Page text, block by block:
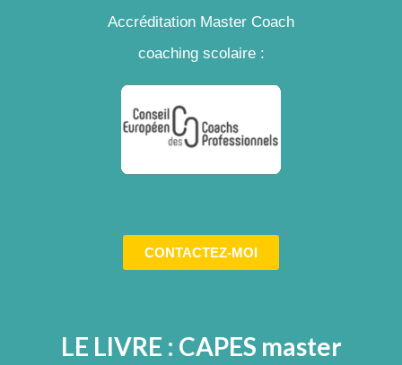
Accréditation Master Coach
coaching scolaire :
CONTACTEZ-MOI
LE LIVRE : CAPES master